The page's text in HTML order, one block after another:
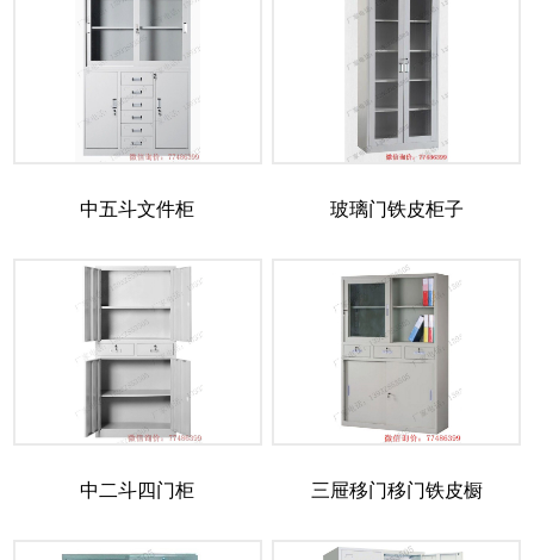
中五斗文件柜 玻璃门铁皮柜子
中二斗四门柜 三屉移门移门铁皮橱